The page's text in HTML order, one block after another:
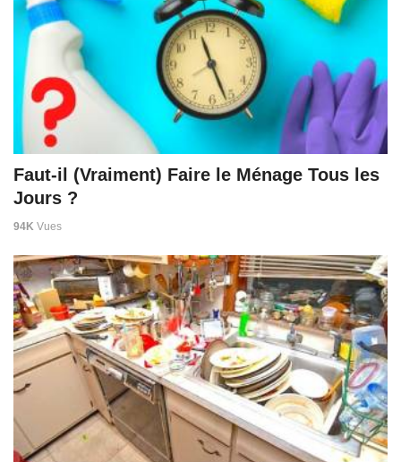
Faut-il (Vraiment) Faire le Ménage Tous les
Jours ?
94K Vues